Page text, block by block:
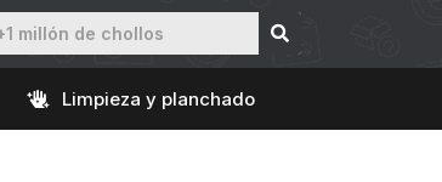
Limpieza y planchado